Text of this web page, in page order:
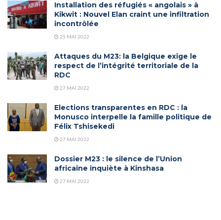
Installation des réfugiés « angolais » à
Kikwit : Nouvel Elan craint une infiltration
incontrôlée
25 MAI 2022
Attaques du M23: la Belgique exige le
respect de l’intégrité territoriale de la
RDC
27 MAI 2022
Elections transparentes en RDC : la
Monusco interpelle la famille politique de
Félix Tshisekedi
27 MAI 2022
Dossier M23 : le silence de l’Union
africaine inquiète à Kinshasa
27 MAI 2022